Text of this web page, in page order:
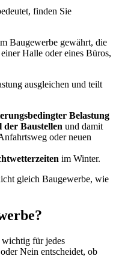
finden Sie
Baugewerbe gewährt, die
Halle oder eines Büros,
ausgleichen und teilt
Belastung
der Baustellen und damit
oder neuen
im Winter.
gleich Baugewerbe, wie
für jedes
Nein entscheidet, ob